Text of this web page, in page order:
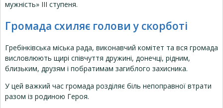
мужність» ІІІ ступеня.
Громада схиляє голови у скорботі
Гребінківська міська рада, виконавчий комітет та вся громада
висловлюють щирі співчуття дружині, донечці, рідним,
близьким, друзям і побратимам загиблого захисника.
У цей важкий час громада розділяє біль непоправної втрати
разом із родиною Героя.